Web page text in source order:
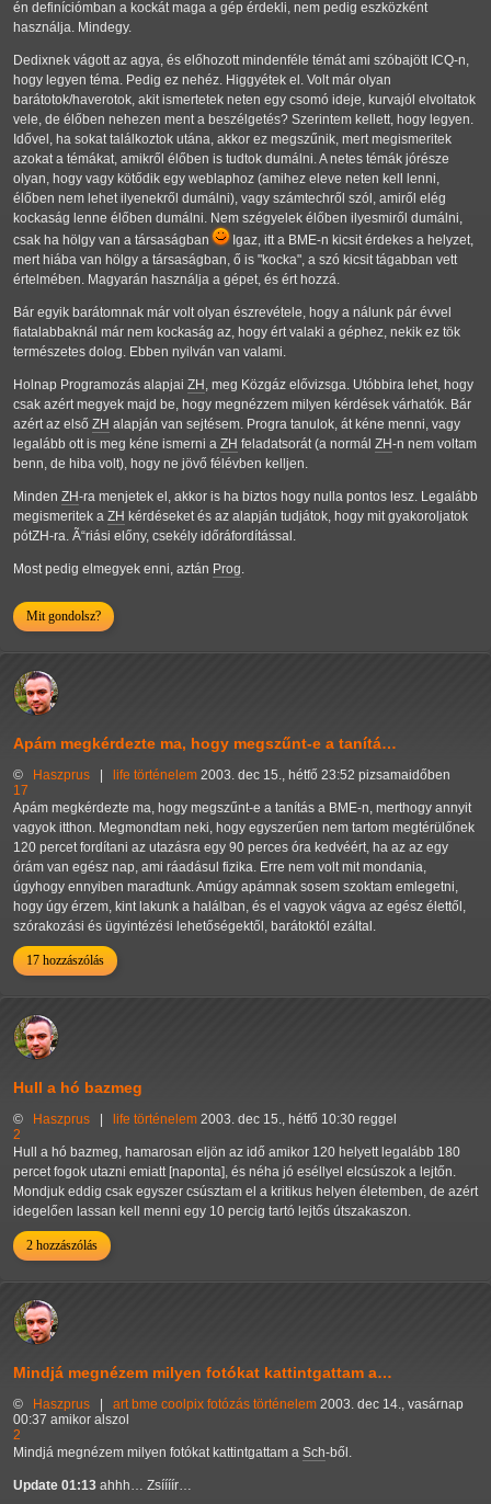
én definíciómban a kockát maga a gép érdekli, nem pedig eszközként
használja. Mindegy.
Dedixnek vágott az agya, és előhozott mindenféle témát ami szóbajött ICQ-n,
hogy legyen téma. Pedig ez nehéz. Higgyétek el. Volt már olyan
barátotok/haverotok, akit ismertetek neten egy csomó ideje, kurvajól elvoltatok
vele, de élőben nehezen ment a beszélgetés? Szerintem kellett, hogy legyen.
Idővel, ha sokat találkoztok utána, akkor ez megszűnik, mert megismeritek
azokat a témákat, amikről élőben is tudtok dumálni. A netes témák jórésze
olyan, hogy vagy kötődik egy weblaphoz (amihez eleve neten kell lenni,
élőben nem lehet ilyenekről dumálni), vagy számtechről szól, amiről elég
kockaság lenne élőben dumálni. Nem szégyelek élőben ilyesmiről dumálni,
csak ha hölgy van a társaságban
Igaz, itt a BME-n kicsit érdekes a helyzet,
mert hiába van hölgy a társaságban, ő is "kocka", a szó kicsit tágabban vett
értelmében. Magyarán használja a gépet, és ért hozzá.
Bár egyik barátomnak már volt olyan észrevétele, hogy a nálunk pár évvel
fiatalabbaknál már nem kockaság az, hogy ért valaki a géphez, nekik ez tök
természetes dolog. Ebben nyilván van valami.
Holnap Programozás alapjai ZH , meg Közgáz elővizsga. Utóbbira lehet, hogy
csak azért megyek majd be, hogy megnézzem milyen kérdések várhatók. Bár
azért az első ZH alapján van sejtésem. Progra tanulok, át kéne menni, vagy
legalább ott is meg kéne ismerni a ZH feladatsorát (a normál ZH-n nem voltam
benn, de hiba volt), hogy ne jövő félévben kelljen.
Minden ZH-ra menjetek el, akkor is ha biztos hogy nulla pontos lesz. Legalább
megismeritek a ZH kérdéseket és az alapján tudjátok, hogy mit gyakoroljatok
pótZH-ra. Ã“riási előny, csekély időráfordítással.
Most pedig elmegyek enni, aztán Prog.
Mit gondolsz?
Apám megkérdezte ma, hogy megszűnt-e a tanítá…
© Haszprus life történelem 2003. dec 15., hétfő 23:52 pizsamaidőben
17
Apám megkérdezte ma, hogy megszűnt-e a tanítás a BME-n, merthogy annyit
vagyok itthon. Megmondtam neki, hogy egyszerűen nem tartom megtérülőnek
120 percet fordítani az utazásra egy 90 perces óra kedvéért, ha az az egy
órám van egész nap, ami ráadásul fizika. Erre nem volt mit mondania,
úgyhogy ennyiben maradtunk. Amúgy apámnak sosem szoktam emlegetni,
hogy úgy érzem, kint lakunk a halálban, és el vagyok vágva az egész élettől,
szórakozási és ügyintézési lehetőségektől, barátoktól ezáltal.
17 hozzászólás
Hull a hó bazmeg
© Haszprus life történelem 2003. dec 15., hétfő 10:30 reggel
2
Hull a hó bazmeg, hamarosan eljön az idő amikor 120 helyett legalább 180
percet fogok utazni emiatt [naponta], és néha jó eséllyel elcsúszok a lejtőn.
Mondjuk eddig csak egyszer csúsztam el a kritikus helyen életemben, de azért
idegelően lassan kell menni egy 10 percig tartó lejtős útszakaszon.
2 hozzászólás
Mindjá megnézem milyen fotókat kattintgattam a…
© Haszprus art bme coolpix fotózás történelem 2003. dec 14., vasárnap
00:37 amikor alszol
2
Mindjá megnézem milyen fotókat kattintgattam a Sch-ből.
Update 01:13 ahhh… Zsíííír…